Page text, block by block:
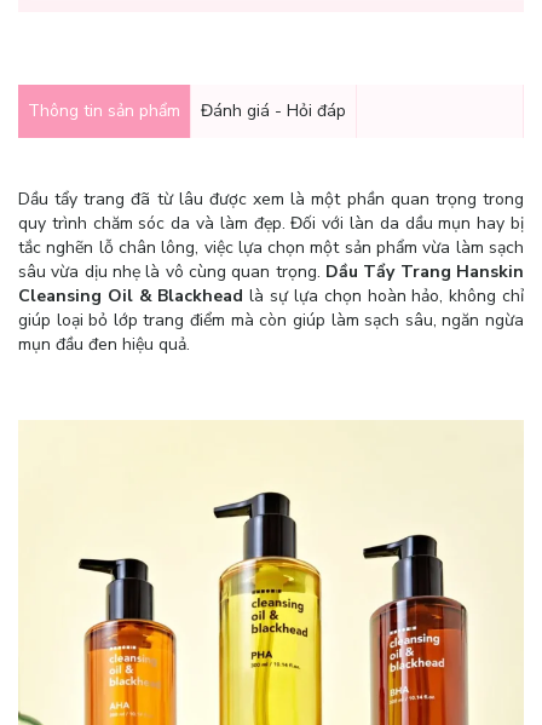
Thông tin sản phẩm Đánh giá - Hỏi đáp
Dầu tẩy trang đã từ lâu được xem là một phần quan trọng trong
quy trình chăm sóc da và làm đẹp. Đối với làn da dầu mụn hay bị
tắc nghẽn lỗ chân lông, việc lựa chọn một sản phẩm vừa làm sạch
sâu vừa dịu nhẹ là vô cùng quan trọng. Dầu Tẩy Trang Hanskin
Cleansing Oil & Blackheadlà sự lựa chọn hoàn hảo, không chỉ
giúp loại bỏ lớp trang điểm mà còn giúp làm sạch sâu, ngăn ngừa
mụn đầu đen hiệu quả.